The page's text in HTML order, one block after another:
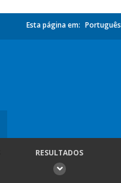
Esta página em: Português
RESULTADOS